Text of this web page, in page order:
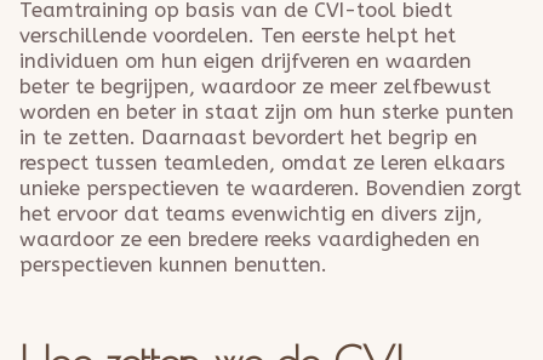
Teamtraining op basis van de CVI-tool biedt
verschillende voordelen. Ten eerste helpt het
individuen om hun eigen drijfveren en waarden
beter te begrijpen, waardoor ze meer zelfbewust
worden en beter in staat zijn om hun sterke punten
in te zetten. Daarnaast bevordert het begrip en
respect tussen teamleden, omdat ze leren elkaars
unieke perspectieven te waarderen. Bovendien zorgt
het ervoor dat teams evenwichtig en divers zijn,
waardoor ze een bredere reeks vaardigheden en
perspectieven kunnen benutten.